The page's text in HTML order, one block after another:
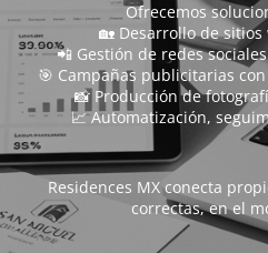
Ofrecemos
🏡 Desarrollo de
📲 Gestión de redes
🎯 Campañas publicitarias
📸 Producción de
📈 Automatización,
Residences MX conecta
correctas, en el